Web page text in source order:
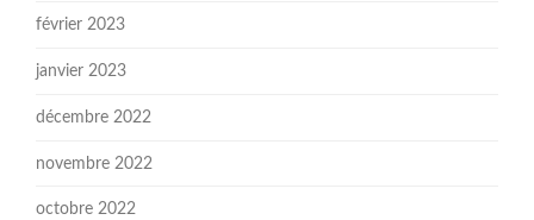
février 2023
janvier 2023
décembre 2022
novembre 2022
octobre 2022